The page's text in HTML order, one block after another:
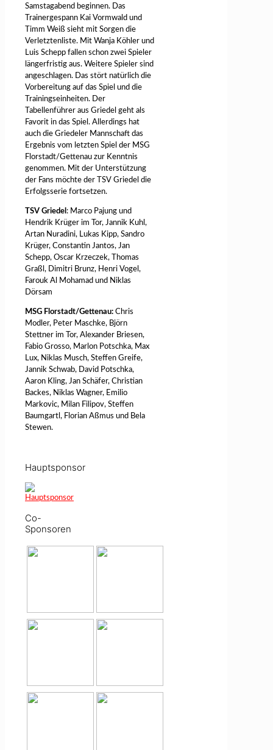
Samstagabend beginnen. Das
Trainergespann Kai Vormwald und
Timm Weiß sieht mit Sorgen die
Verletztenliste. Mit Wanja Köhler und
Luis Schepp fallen schon zwei Spieler
längerfristig aus. Weitere Spieler sind
angeschlagen. Das stört natürlich die
Vorbereitung auf das Spiel und die
Trainingseinheiten. Der
Tabellenführer aus Griedel geht als
Favorit in das Spiel. Allerdings hat
auch die Griedeler Mannschaft das
Ergebnis vom letzten Spiel der MSG
Florstadt/Gettenau zur Kenntnis
genommen. Mit der Unterstützung
der Fans möchte der TSV Griedel die
Erfolgsserie fortsetzen.
TSV Griedel : Marco Pajung und
Hendrik Krüger im Tor, Jannik Kuhl,
Artan Nuradini, Lukas Kipp, Sandro
Krüger, Constantin Jantos, Jan
Schepp, Oscar Krzeczek, Thomas
Graßl, Dimitri Brunz, Henri Vogel,
Farouk Al Mohamad und Niklas
Dörsam
MSG Florstadt/Gettenau: Chris
Modler, Peter Maschke, Björn
Stettner im Tor, Alexander Briesen,
Fabio Grosso, Marlon Potschka, Max
Lux, Niklas Musch, Steffen Greife,
Jannik Schwab, David Potschka,
Aaron Kling, Jan Schäfer, Christian
Backes, Niklas Wagner, Emilio
Markovic, Milan Filipov, Steffen
Baumgartl, Florian Aßmus und Bela
Stewen.
Hauptsponsor
Co-
Sponsoren